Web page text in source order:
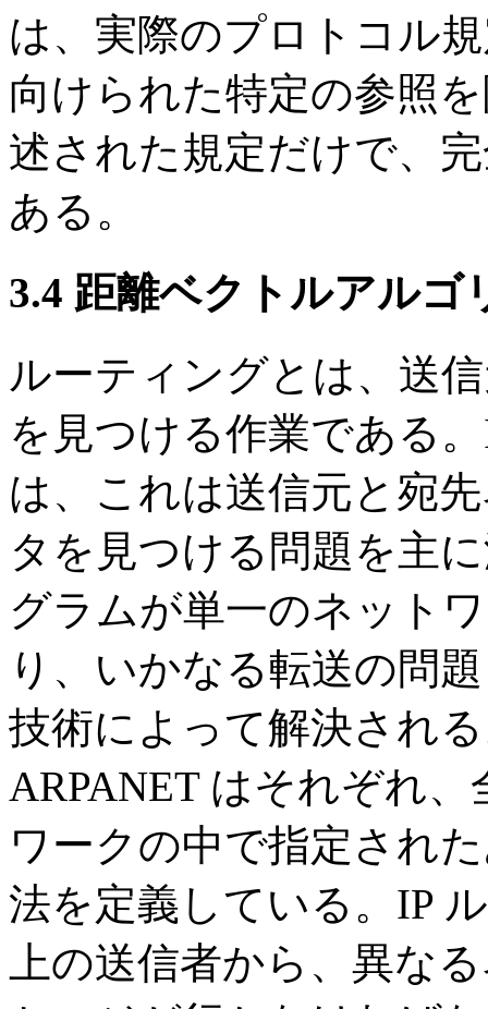
は、実際のプロトコル
向けられた特定の参照
述された規定だけで、
ある。
3.4 距離ベクトルアルゴ
ルーティングとは、送
を見つける作業である
は、これは送信元と宛
タを見つける問題を主
グラムが単一のネット
り、いかなる転送の問
技術によって解決され
ARPANET はそれぞれ
ワークの中で指定され
法を定義している。IP
上の送信者から、異な